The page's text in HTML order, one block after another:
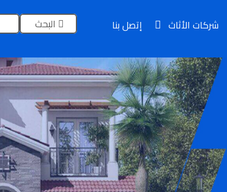
شركات الأثاث إتصل بنا البحث